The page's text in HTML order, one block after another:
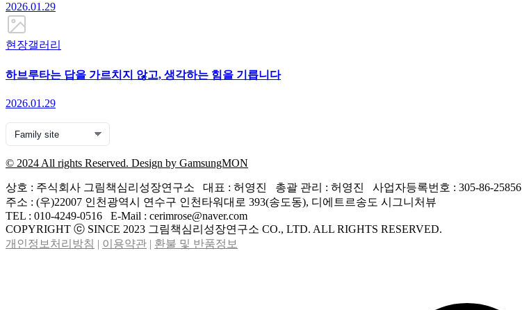
2026.01.29
현장갤러리
하브루타는 답을 가르치지 않고, 생각하는 힘을 기릅니다
2026.01.29
© 2024 All rights Reserved. Design by GamsungMON
상호 : 주식회사 그림책심리성장연구소 대표 : 허영진 총괄 관리 : 허영진 사업자등록번호 : 305-86-25856
주소 : (우)22007 인천광역시 연수구 인천타워대로 393(송도동), 디에트르송도 시그니처뷰
TEL : 010-4249-0516 E-Mail : cerimrose@naver.com
COPYRIGHT ⓒ SINCE 2023 그림책심리성장연구소 CO., LTD. ALL RIGHTS RESERVED.
개인정보처리방침 | 이용약관 | 환불 및 반품정보